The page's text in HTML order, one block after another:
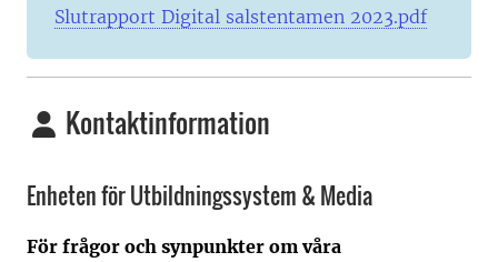
Slutrapport Digital salstentamen 2023.pdf
Kontaktinformation
Enheten för Utbildningssystem & Media
För frågor och synpunkter om våra